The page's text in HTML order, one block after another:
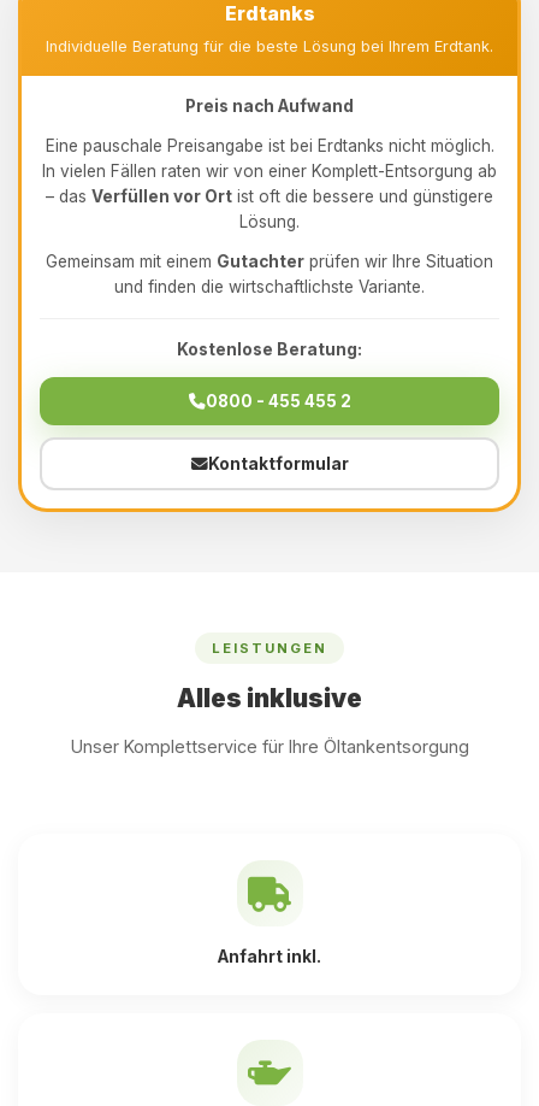
Erdtanks
Individuelle Beratung für die beste Lösung bei Ihrem Erdtank.
Preis nach Aufwand
Eine pauschale Preisangabe ist bei Erdtanks nicht möglich.
In vielen Fällen raten wir von einer Komplett-Entsorgung ab
– das Verfüllen vor Ort ist oft die bessere und günstigere
Lösung.
Gemeinsam mit einem Gutachter prüfen wir Ihre Situation
und finden die wirtschaftlichste Variante.
Kostenlose Beratung:
0800 - 455 455 2
Kontaktformular
LEISTUNGEN
Alles inklusive
Unser Komplettservice für Ihre Öltankentsorgung
Anfahrt inkl.